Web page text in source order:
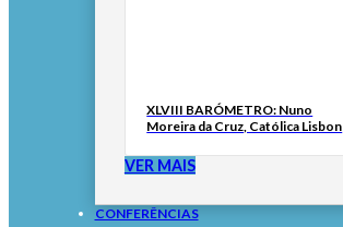
XLVIII BARÓMETRO: Nuno
Moreira da Cruz, Católica Lisbon
VER MAIS
CONFERÊNCIAS